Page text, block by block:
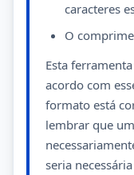
caracteres
O
Esta
acordo com
formato está
lembrar que
seria